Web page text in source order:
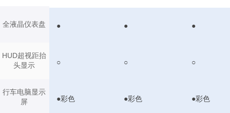
全液晶仪表盘
HUD超视距抬
头显示
行车电脑显示
屏
● ● ●
○ ○ ○
●彩色 ●彩色 ●彩色